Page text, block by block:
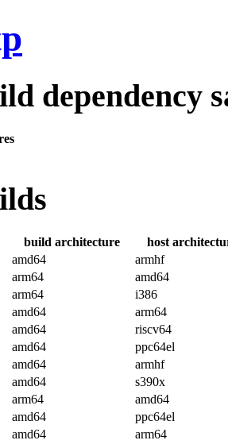
dependency
build architecture
host
amd64
armhf
arm64
amd64
arm64
i386
amd64
arm64
amd64
riscv64
amd64
ppc64el
amd64
armhf
amd64
s390x
arm64
amd64
amd64
ppc64el
amd64
arm64